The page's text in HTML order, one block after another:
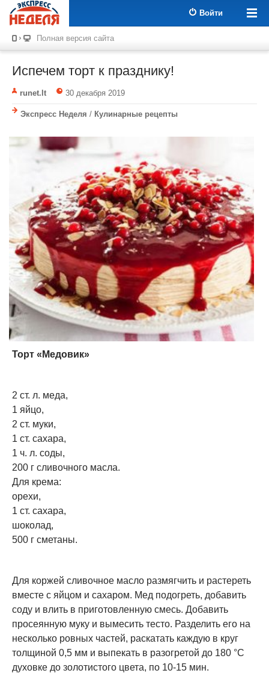
Войти
Полная версия сайта
Испечем торт к празднику!
runet.lt 30 декабря 2019
Экспресс Неделя / Кулинарные рецепты
Торт «Медовик»
2 ст. л. меда,
1 яйцо,
2 ст. муки,
1 ст. сахара,
1 ч. л. соды,
200 г сливочного масла.
Для крема:
орехи,
1 ст. сахара,
шоколад,
500 г сметаны.
Для коржей сливочное масло размягчить и растереть
вместе с яйцом и сахаром. Мед подогреть, добавить
соду и влить в приготовленную смесь. Добавить
просеянную муку и вымесить тесто. Разделить его на
несколько ровных частей, раскатать каждую в круг
толщиной 0,5 мм и выпекать в разогретой до 180 °С
духовке до золотистого цвета, по 10-15 мин.